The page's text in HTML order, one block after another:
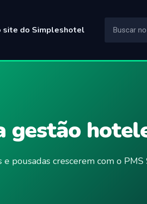
site do Simpleshotel
gestão
e pousadas crescerem com o